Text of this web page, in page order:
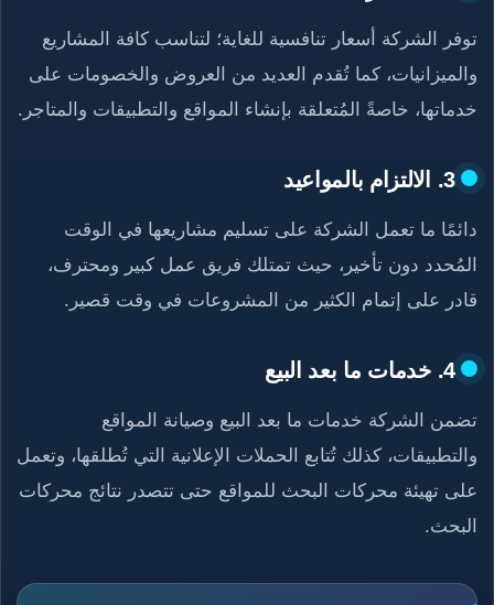
توفر الشركة أسعار تنافسية للغاية؛ لتناسب كافة المشاريع
والميزانيات، كما تُقدم العديد من العروض والخصومات على
خدماتها، خاصةً المُتعلقة بإنشاء المواقع والتطبيقات والمتاجر.
3. الالتزام بالمواعيد
دائمًا ما تعمل الشركة على تسليم مشاريعها في الوقت
المُحدد دون تأخير، حيث تمتلك فريق عمل كبير ومحترف،
قادر على إتمام الكثير من المشروعات في وقت قصير.
4. خدمات ما بعد البيع
تضمن الشركة خدمات ما بعد البيع وصيانة المواقع
والتطبيقات، كذلك تُتابع الحملات الإعلانية التي تُطلقها، وتعمل
على تهيئة محركات البحث للمواقع حتى تتصدر نتائج محركات
البحث.